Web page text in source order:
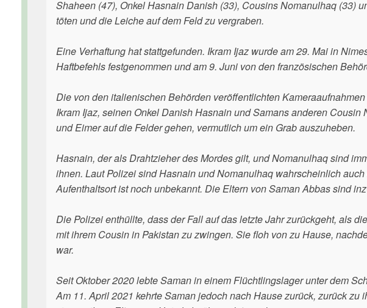
Shaheen (47), Onkel Hasnain Danish (33), Cousins Nomanulhaq (33)
töten und die Leiche auf dem Feld zu vergraben.
Eine Verhaftung hat stattgefunden. Ikram Ijaz wurde am 29. Mai in
Haftbefehls festgenommen und am 9. Juni von den französischen
Die von den italienischen Behörden veröffentlichten
Ikram Ijaz, seinen Onkel Danish Hasnain und Samans anderen
und Eimer auf die Felder gehen, vermutlich um ein Grab auszuheben.
Hasnain, der als Drahtzieher des Mordes gilt, und Nomanulhaq sind
ihnen. Laut Polizei sind Hasnain und Nomanulhaq wahrscheinlich
Aufenthaltsort ist noch unbekannt. Die Eltern von Saman Abbas sind
Die Polizei enthüllte, dass der Fall auf das letzte Jahr zurückgeht, als
mit ihrem Cousin in Pakistan zu zwingen. Sie floh von zu Hause,
war.
Seit Oktober 2020 lebte Saman in einem Flüchtlingslager unter dem
Am 11. April 2021 kehrte Saman jedoch nach Hause zurück, zurück